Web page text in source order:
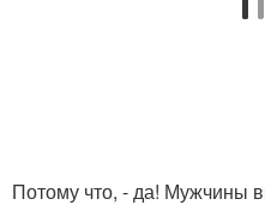
Потому что, - да! Мужчины